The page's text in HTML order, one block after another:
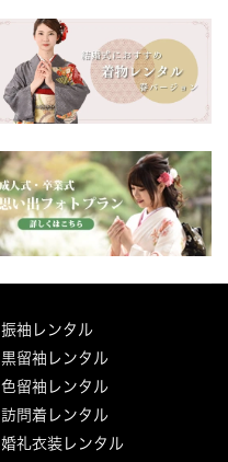
振袖レンタル
黒留袖レンタル
色留袖レンタル
訪問着レンタル
婚礼衣装レンタル